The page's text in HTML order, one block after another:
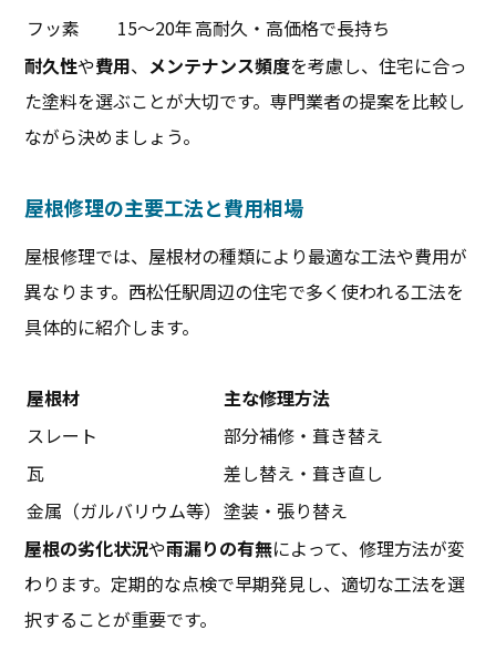
フッ素
15～20年高耐久・高価格で長持ち
耐久性や費用、 メンテナンス頻度を考慮し、住宅に合っ
た塗料を選ぶことが大切です。専門業者の提案を比較し
ながら決めましょう。
屋根修理の主要工法と費用相場
屋根修理では、屋根材の種類により最適な工法や費用が
異なります。西松任駅周辺の住宅で多く使われる工法を
具体的に紹介します。
屋根材
主な修理方法
スレート
部分補修・葺き替え
瓦
差し替え・葺き直し
金属（ガルバリウム等） 塗装・張り替え
屋根の劣化状況や雨漏りの有無によって、修理方法が変
わります。定期的な点検で早期発見し、適切な工法を選
択することが重要です。